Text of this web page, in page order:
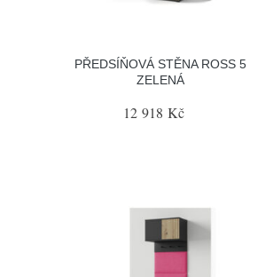
PŘEDSÍŇOVÁ STĚNA ROSS 5
ZELENÁ
12 918 Kč